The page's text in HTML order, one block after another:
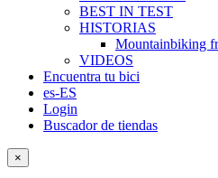
BEST IN TEST
HISTORIAS
Mountainbiking
VIDEOS
Encuentra tu bici
es-ES
Login
Buscador de tiendas
×